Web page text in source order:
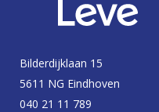
Bilderdijklaan 15
5611 NG Eindhoven
040 21 11 789